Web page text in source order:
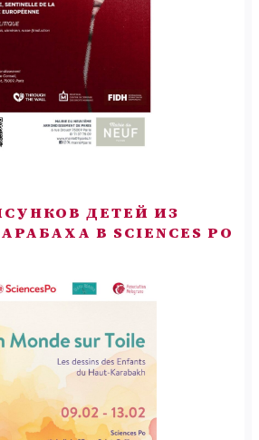
ДЕТЕЙ ИЗ
В SCIENCES PO